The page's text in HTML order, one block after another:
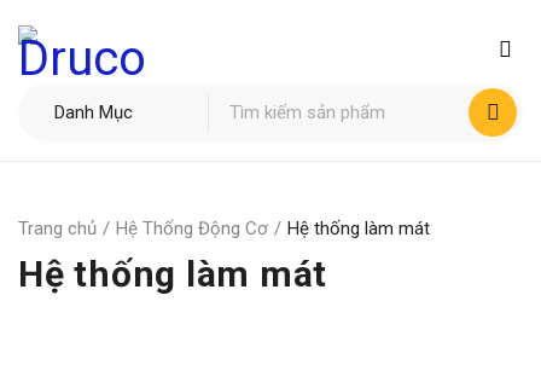
Hệ thống làm mát
Trang chủ / Hệ Thống Động Cơ / Hệ thống làm mát